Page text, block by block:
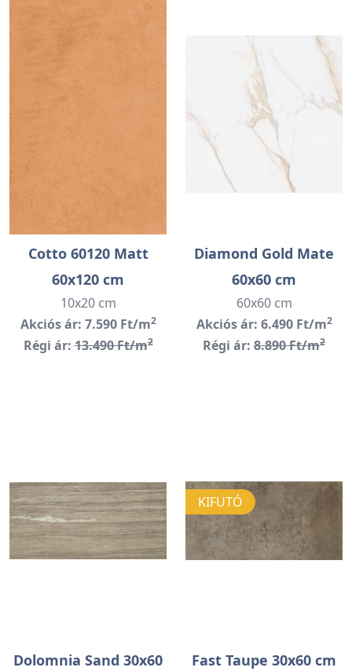
Cotto 60120 Matt
60x120 cm
10x20 cm
Akciós ár: 7.590 Ft/m2
Régi ár:13.490 Ft/m2
Diamond Gold Mate
60x60 cm
60x60 cm
Akciós ár: 6.490 Ft/m2
Régi ár: 8.890 Ft/m2
Dolomnia Sand 30x60
KIFUTÓ
Fast Taupe 30x60 cm